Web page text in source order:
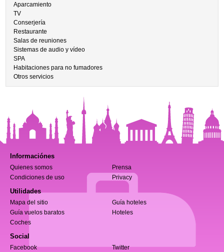
Aparcamiento
TV
Conserjería
Restaurante
Salas de reuniones
Sistemas de audio y vídeo
SPA
Habitaciones para no fumadores
Otros servicios
Informaciónes
Quienes somos
Prensa
Condiciones de uso
Privacy
Utilidades
Mapa del sitio
Guía hoteles
Guía vuelos baratos
Hoteles
Coches
Social
Facebook Twitter